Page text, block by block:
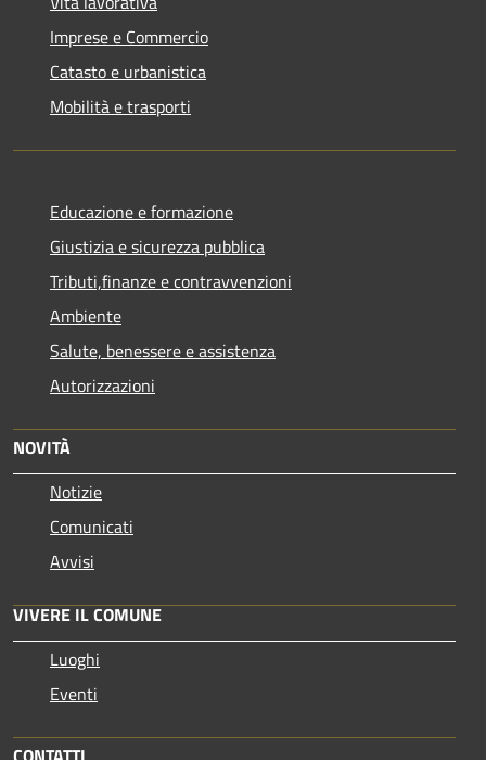
Imprese e Commercio
Catasto e urbanistica
Mobilità e trasporti
Educazione e formazione
Giustizia e sicurezza pubblica
Tributi,finanze e contravvenzioni
Ambiente
Salute, benessere e assistenza
Autorizzazioni
NOVITÀ
Notizie
Comunicati
Avvisi
VIVERE IL COMUNE
Luoghi
Eventi